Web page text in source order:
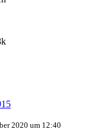
2020 um 12:40